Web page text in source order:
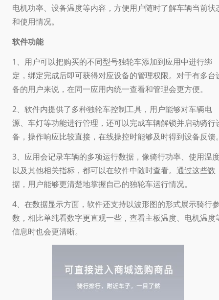
电机功率、设备温度等内容，方便用户随时了解车辆当前状
和使用情况。
软件功能
1、用户可以把购买的不同型号独轮车添加到应用中进行绑
定，绑定完成后即可获得对应设备的管理权限。对于有多台
备的用户来说，在同一应用内统一查看和管理会更方便。
2、软件内提供了多种独轮车控制工具，用户能够对车辆电
源、车灯等功能进行管理，还可以完成车辆解锁并启动骑行
备，操作响应比较直接，在线操控时能够及时得到设备反馈
3、应用会记录车辆的多项运行数据，像骑行功率、使用温
以及其他相关指标，都可以在软件中随时查看。通过这些数
据，用户能够更清楚地掌握自己的独轮车运行情况。
4、在数据显示方面，软件还支持以波形图的形式展示骑行
数，相比单纯看数字更直观一些，查看主板温度、电机温度
信息时也会更清晰。